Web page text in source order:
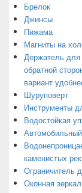
Брелок
Джинсы
Пижама
Магниты на
Держатель
обратной
вариант
Шуруповерт
Инструменты
Водостойкая
каменистых рек
Ограничитель
Оконная